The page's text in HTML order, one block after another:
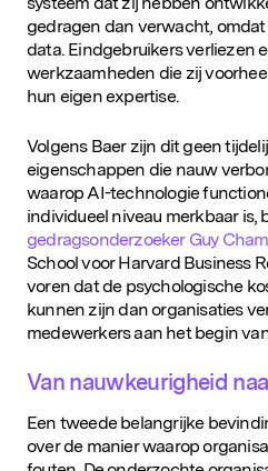
gedragen dan verwacht,
data. Eindgebruikers verliezen
werkzaamheden die zij
hun eigen expertise.
Volgens Baer zijn dit geen
eigenschappen die nauw
waarop AI-technologie
individueel niveau merkbaar is,
gedragsonderzoeker Guy
School voor Harvard Business
voren dat de psychologische
kunnen zijn dan organisaties
medewerkers aan het begin
Van nauwkeurigheid
Een tweede belangrijke
over de manier waarop